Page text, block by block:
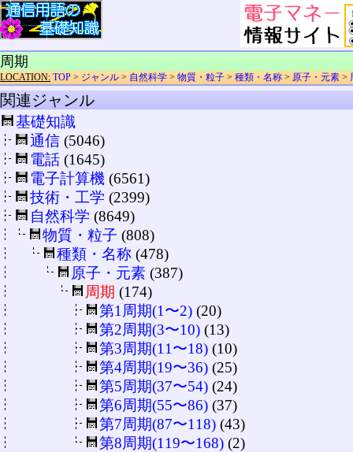
周期
LOCATION: TOP > ジャンル > 自然科学 > 物質・粒子 > 種類・名称 > 原子・元素 >
関連ジャンル
基礎知識
通信 (5046)
電話 (1645)
電子計算機 (6561)
技術・工学 (2399)
自然科学 (8649)
物質・粒子 (808)
種類・名称 (478)
原子・元素 (387)
周期 (174)
第1周期(1〜2) (20)
第2周期(3〜10) (13)
第3周期(11〜18) (10)
第4周期(19〜36) (25)
第5周期(37〜54) (24)
第6周期(55〜86) (37)
第7周期(87〜118) (43)
第8周期(119〜168) (2)